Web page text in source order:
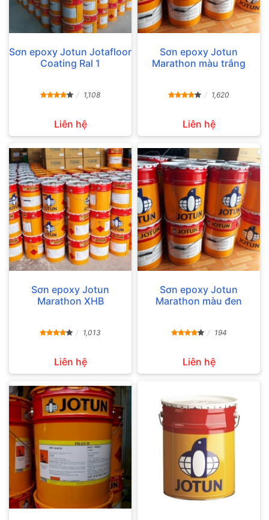
Sơn epoxy Jotun Jotafloor
Coating Ral 1
1,108
Liên hệ
Sơn epoxy Jotun
Marathon màu trắng
1,620
Liên hệ
Sơn epoxy Jotun
Marathon XHB
1,013
Liên hệ
Sơn epoxy Jotun
Marathon màu đen
194
Liên hệ